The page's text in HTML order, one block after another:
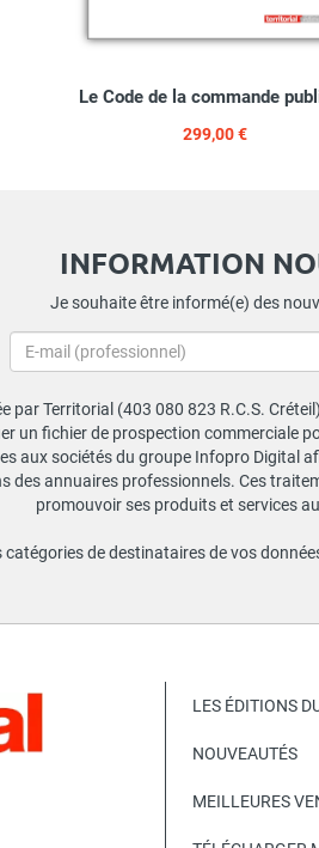
Le Code de la commande
299,00 €
INFORMATION
Je souhaite être informé(e) des
par Territorial (403 080 823 R.C.S.
un fichier de prospection commerciale
aux sociétés du groupe Infopro Digital
des annuaires professionnels. Ces
promouvoir ses produits et services
de destinataires de vos
LES ÉDITIONS
NOUVEAUTÉS
MEILLEURES